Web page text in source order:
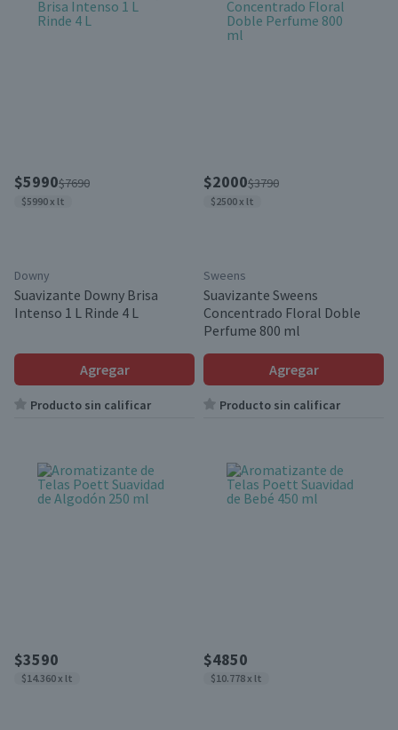
$5990$7690
$5990 x lt
Downy
Suavizante Downy Brisa
Intenso 1 L Rinde 4 L
Agregar
Producto sin calificar
$2000$3790
$2500 x lt
Sweens
Suavizante Sweens
Concentrado Floral Doble
Perfume 800 ml
Agregar
Producto sin calificar
$3590
$14.360 x lt
$4850
$10.778 x lt